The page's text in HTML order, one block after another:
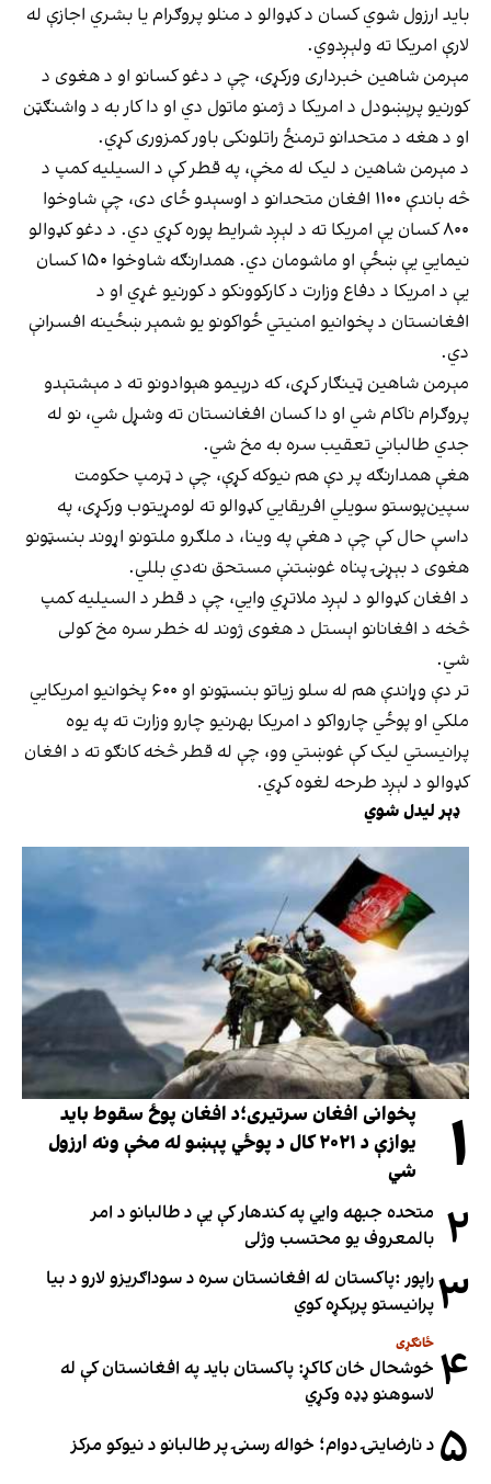
باید ارزول شوي کسان د کډوالو د منلو پروګرام یا بشري اجازې له
لارې امریکا ته ولېږدوي.
مېرمن شاهین خبرداری ورکړی، چې د دغو کسانو او د هغوی د
کورنیو پرېښودل د امریکا د ژمنو ماتول دي او دا کار به د واشنګټن
او د هغه د متحدانو ترمنځ راتلونکی باور کمزوری کړي.
د مېرمن شاهین د لیک له مخې، په قطر کې د السیلیه کمپ د
څه باندې ۱۱۰۰ افغان متحدانو د اوسېدو ځای دی، چې شاوخوا
۸۰۰ کسان یې امریکا ته د لېږد شرایط پوره کړي دي. د دغو کډوالو
نیمایي یې ښځې او ماشومان دي. همدارنګه شاوخوا ۱۵۰ کسان
یې د امریکا د دفاع وزارت د کارکوونکو د کورنیو غړي او د
افغانستان د پخوانیو امنیتي ځواکونو یو شمېر ښځینه افسرانې
دي.
مېرمن شاهین ټینګار کړی، که درېیمو هېوادونو ته د مېشتېدو
پروګرام ناکام شي او دا کسان افغانستان ته وشړل شي، نو له
جدي طالباني تعقیب سره به مخ شي.
هغې همدارنګه پر دې هم نیوکه کړې، چې د ټرمپ حکومت
سپین‌پوستو سویلي افریقايي کډوالو ته لومړیتوب ورکړی، په
داسې حال کې چې د هغې په وینا، د ملګرو ملتونو اړوند بنسټونو
هغوی د بېړنۍ پناه غوښتنې مستحق نه‌دي بللي.
د افغان کډوالو د لېږد ملاتړي وایي، چې د قطر د السیلیه کمپ
څخه د افغانانو اېستل د هغوی ژوند له خطر سره مخ کولی
شي.
تر دې وړاندې هم له سلو زیاتو بنسټونو او ۶۰۰ پخوانیو امریکايي
ملکي او پوځي چارواکو د امریکا بهرنیو چارو وزارت ته په یوه
پرانیستي لیک کې غوښتي وو، چې له قطر څخه کانګو ته د افغان
کډوالو د لېږد طرحه لغوه کړي.
ډېر لیدل شوي
۱
پخوانی افغان سرتیری؛د افغان پوځ سقوط باید
یوازې د ۲۰۲۱ کال د پوځي پېښو له مخې ونه ارزول
شي
۲ متحده جبهه وايي په کندهار کې یې د طالبانو د امر
بالمعروف یو محتسب وژلی
۳راپور :پاکستان له افغانستان سره د سوداګریزو لارو د بیا
پرانیستو پرېکړه کوي
۴ ځانګړی
خوشحال خان کاکړ: پاکستان بايد په افغانستان کې له
لاسوهنو ډډه وکړي
۵ د نارضایتۍ دوام؛ خواله رسنۍ پر طالبانو د نیوکو مرکز